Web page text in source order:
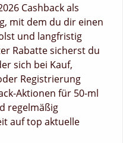
Cashback als
mit dem du dir einen
und langfristig
Rabatte sicherst du
sich bei Kauf,
Registrierung
Aktionen für 50-ml
regelmäßig
auf top aktuelle